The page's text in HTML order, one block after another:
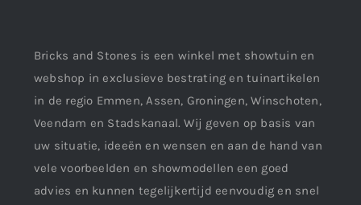
Bricks and Stones is een winkel met showtuin en
webshop in exclusieve bestrating en tuinartikelen
in de regio Emmen, Assen, Groningen, Winschoten,
Veendam en Stadskanaal. Wij geven op basis van
uw situatie, ideeën en wensen en aan de hand van
vele voorbeelden en showmodellen een goed
advies en kunnen tegelijkertijd eenvoudig en snel